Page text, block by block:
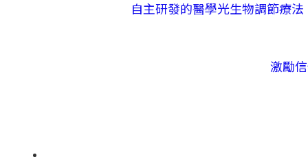
自主研發的醫學光生物調節療
激勵